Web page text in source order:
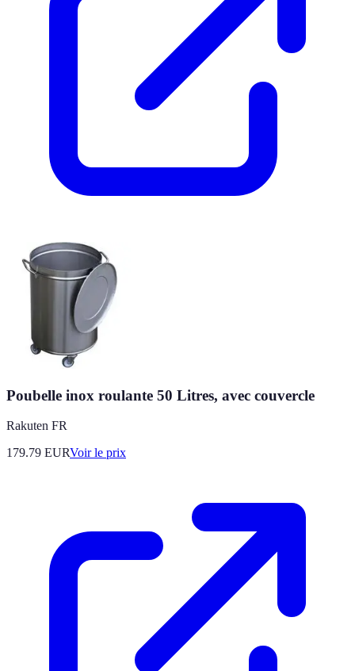
Poubelle inox roulante 50 Litres, avec couvercle
Rakuten FR
179.79 EURVoir le prix